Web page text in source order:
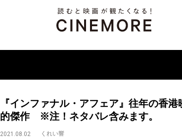
『インファナル・アフェア』往年の香
的傑作 ※注！ネタバレ含みます。
2021.08.02 くれい響